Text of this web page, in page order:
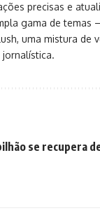
precisas e
gama de
uma mistura
se recupera